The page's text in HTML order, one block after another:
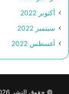
أكتوبر 2022
سبتمبر 2022
أغسطس 2022
© حقوق النشر 2026، جميع الحقوق محفوظة |